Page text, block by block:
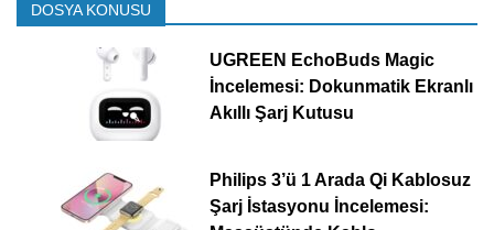
DOSYA KONUSU
UGREEN EchoBuds Magic
İncelemesi: Dokunmatik Ekranlı
Akıllı Şarj Kutusu
Philips 3’ü 1 Arada Qi Kablosuz
Şarj İstasyonu İncelemesi: